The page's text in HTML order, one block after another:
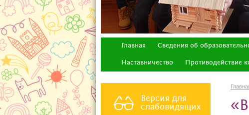
Главная Сведения об
Наставничество Противодействие
Версия для
слабовидящих